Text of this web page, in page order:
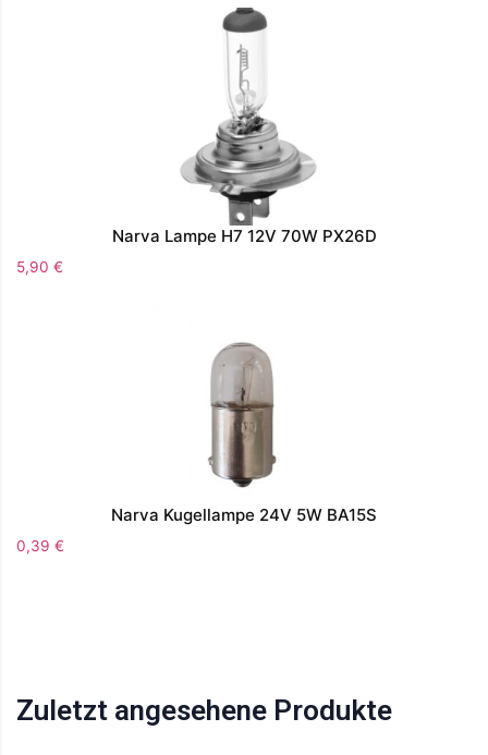
Narva Lampe H7 12V 70W PX26D
5,90 €
Narva Kugellampe 24V 5W BA15S
0,39 €
Zuletzt angesehene Produkte